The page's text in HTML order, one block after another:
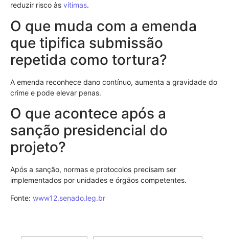
reduzir risco às vítimas.
O que muda com a emenda
que tipifica submissão
repetida como tortura?
A emenda reconhece dano contínuo, aumenta a gravidade do
crime e pode elevar penas.
O que acontece após a
sanção presidencial do
projeto?
Após a sanção, normas e protocolos precisam ser
implementados por unidades e órgãos competentes.
Fonte: www12.senado.leg.br